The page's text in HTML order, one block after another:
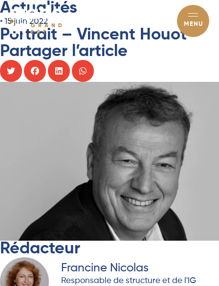
MENU
Actualités
• 15 juin 2022
Portrait – Vincent Houot
Partager l’article
Rédacteur
Francine Nicolas
Responsable de structure et de l'IG